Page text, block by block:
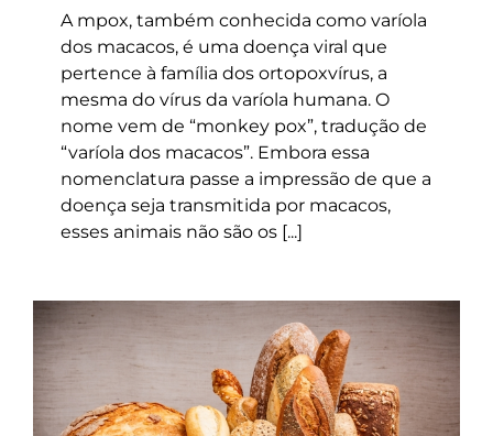
A mpox, também conhecida como varíola
dos macacos, é uma doença viral que
pertence à família dos ortopoxvírus, a
mesma do vírus da varíola humana. O
nome vem de “monkey pox”, tradução de
“varíola dos macacos”. Embora essa
nomenclatura passe a impressão de que a
doença seja transmitida por macacos,
esses animais não são os [...]